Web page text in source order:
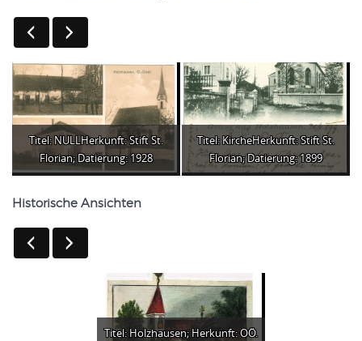
Titel: NULLHerkunft: Stift St.
Florian; Datierung: 1928
Titel: KircheHerkunft: Stift St.
Florian; Datierung: 1899
Historische Ansichten
Titel: Holzhausen; Herkunft: OÖ.